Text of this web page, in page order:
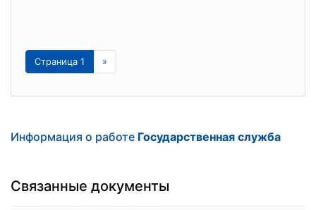
Страница 1 »
Информация о работе Государственная служба
Связанные документы